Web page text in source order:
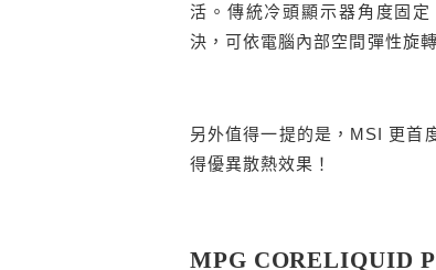
活。傳統冷頭顯示器角度固
決，可依電腦內部空間彈性旋
另外值得一提的是，MSI 更首
得優異散熱效果！
MPG CORELIQUID